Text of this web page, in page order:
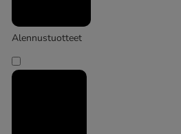
Alennustuotteet